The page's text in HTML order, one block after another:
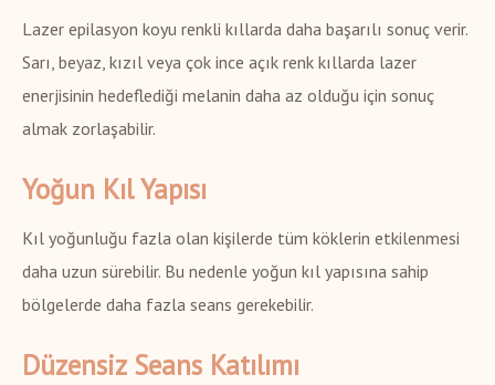
Lazer epilasyon koyu renkli kıllarda daha başarılı sonuç verir.
Sarı, beyaz, kızıl veya çok ince açık renk kıllarda lazer
enerjisinin hedeflediği melanin daha az olduğu için sonuç
almak zorlaşabilir.
Yoğun Kıl Yapısı
Kıl yoğunluğu fazla olan kişilerde tüm köklerin etkilenmesi
daha uzun sürebilir. Bu nedenle yoğun kıl yapısına sahip
bölgelerde daha fazla seans gerekebilir.
Düzensiz Seans Katılımı